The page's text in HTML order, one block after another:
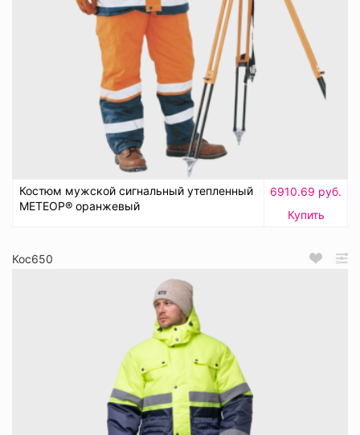
Костюм мужской сигнальный утепленный
МЕТЕОР® оранжевый
6910.69 руб.
Купить
Кос650